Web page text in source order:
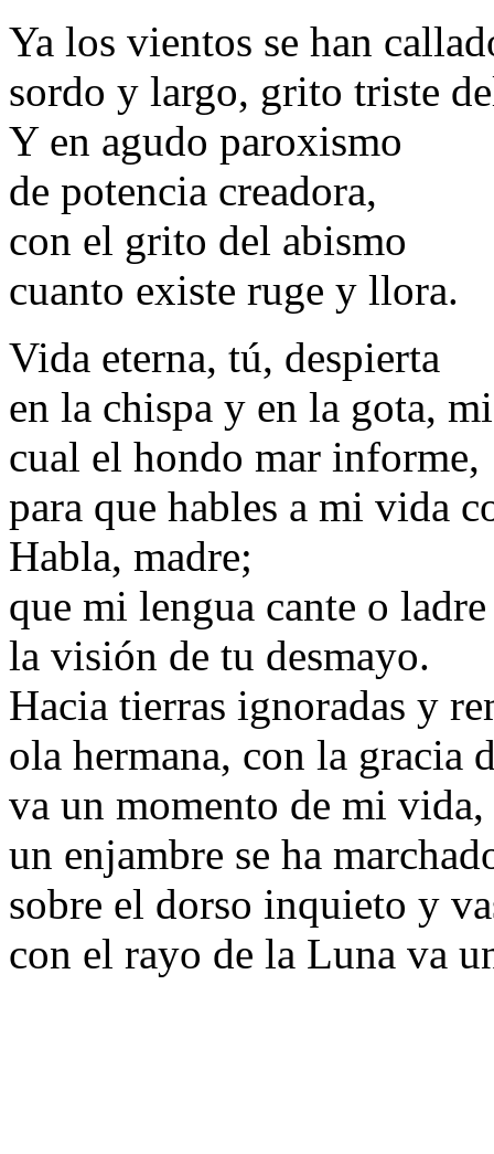
Ya los vientos se han
sordo y largo, grito triste
Y en agudo paroxismo
de potencia creadora,
con el grito del abismo
cuanto existe ruge y llora.
Vida eterna, tú, despierta
en la chispa y en la gota,
cual el hondo mar informe,
para que hables a mi vida
Habla, madre;
que mi lengua cante o ladre
la visión de tu desmayo.
Hacia tierras ignoradas y
ola hermana, con la gracia
va un momento de mi
un enjambre se ha
sobre el dorso inquieto y
con el rayo de la Luna va